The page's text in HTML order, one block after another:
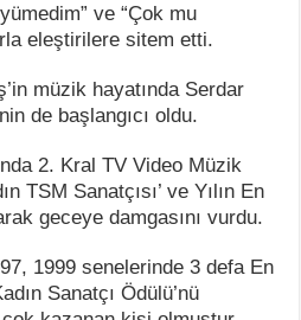
ve “Çok mu
eleştirilere sitem etti.
müzik hayatında Serdar
de başlangıcı oldu.
2. Kral TV Video Müzik
TSM Sanatçısı’ ve Yılın En
geceye damgasını vurdu.
1999 senelerinde 3 defa En
Sanatçı Ödülü’nü